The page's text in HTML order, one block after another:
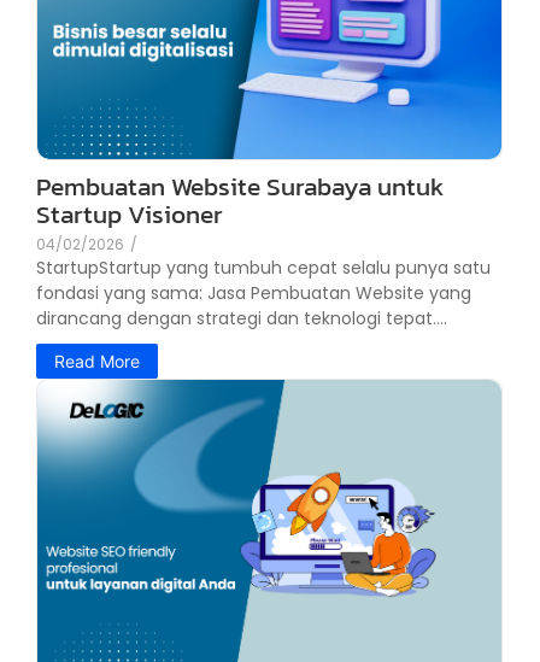
Pembuatan Website Surabaya untuk
Startup Visioner
04/02/2026 /
StartupStartup yang tumbuh cepat selalu punya satu
fondasi yang sama: Jasa Pembuatan Website yang
dirancang dengan strategi dan teknologi tepat....
Read More